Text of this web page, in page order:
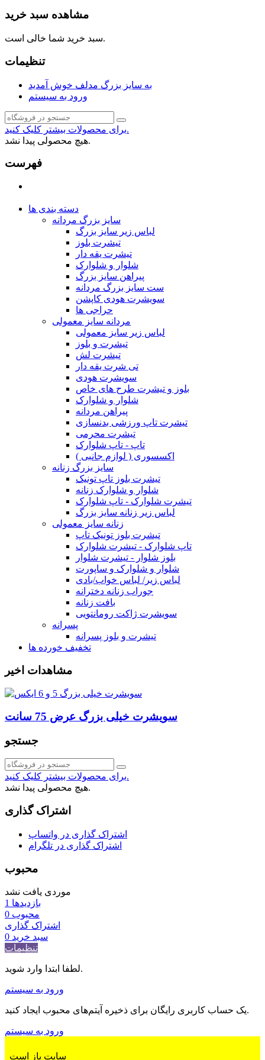
مشاهده سبد خرید
سبد خرید شما خالی است.
تنظیمات
به سایز بزرگ مدلف خوش آمدید
ورود به سیستم
برای محصولات بیشتر کلیک کنید.
هیچ محصولی پیدا نشد.
فهرست
دسته بندی ها
سایز بزرگ مردانه
لباس زیر سایز بزرگ
تیشرت بلوز
تیشرت یقه دار
شلوار و شلوارک
پیراهن سایز بزرگ
ست سایز بزرگ مردانه
سویشرت هودی کاپشن
حراجی ها
مردانه سایز معمولی
لباس زیر سایز معمولی
تیشرت و بلوز
تیشرت لش
تی شرت یقه دار
سویشرت هودی
بلوز و تیشرت طرح های خاص
شلوار و شلوارک
پیراهن مردانه
تیشرت تاپ ورزشی بدنسازی
تیشرت محرمی
تاپ - تاپ شلوارک
اکسسوری ( لوازم جانبی )
سایز بزرگ زنانه
تیشرت بلوز تاپ تونیک
شلوار و شلوارک زنانه
تیشرت شلوارک - تاپ شلوارک
لباس زیر زنانه سایز بزرگ
زنانه سایز معمولی
تیشرت بلوز تونیک تاپ
تاپ شلوارک - تیشرت شلوارک
بلوز شلوار - تیشرت شلوار
شلوار و شلوارک و ساپورت
لباس زیر/ لباس خواب/بادی
جوراب زنانه دخترانه
بافت زنانه
سویشرت ژاکت رومانتویی
پسرانه
تیشرت و بلوز پسرانه
تخفیف خورده ها
مشاهدات اخیر
سویشرت خیلی بزرگ عرض 75 سانت
جستجو
برای محصولات بیشتر کلیک کنید.
هیچ محصولی پیدا نشد.
اشتراک گذاری
اشتراک گذاری در واتساپ
اشتراک گذاری در تلگرام
محبوب
موردی یافت نشد
بازدیدها 1
محبوب 0
اشتراک گذاری
سبد خرید 0
تنظیمات
لطفا ابتدا وارد شوید.
ورود به سیستم
یک حساب کاربری رایگان برای ذخیره آیتم‌های محبوب ایجاد کنید.
ورود به سیستم
سایت باز است